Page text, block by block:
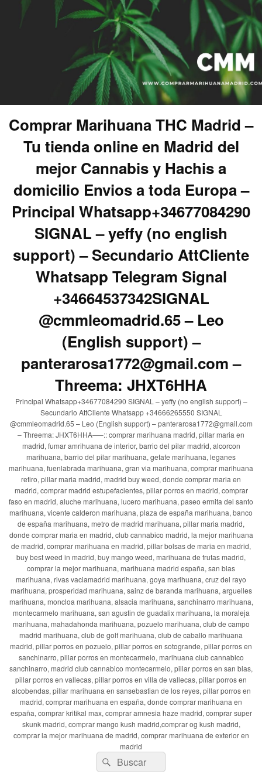
Comprar Marihuana THC Madrid –
Tu tienda online en Madrid del
mejor Cannabis y Hachis a
domicilio Envios a toda Europa –
Principal Whatsapp+34677084290
SIGNAL – yeffy (no english
support) – Secundario AttCliente
Whatsapp Telegram Signal
+34664537342SIGNAL
@cmmleomadrid.65 – Leo
(English support) –
panterarosa1772@gmail.com –
Threema: JHXT6HHA
Principal Whatsapp+34677084290 SIGNAL – yeffy (no english support) –
Secundario AttCliente Whatsapp +34666265550 SIGNAL
@cmmleomadrid.65 – Leo (English support) – panterarosa1772@gmail.com
– Threema: JHXT6HHA—–:: comprar marihuana madrid, pillar maria en
madrid, fumar amrihuana de interior, barrio del pilar madrid, alcorcon
marihuana, barrio del pilar marihuana, getafe marihuana, leganes
marihuana, fuenlabrada marihuana, gran via marihuana, comprar marihuana
retiro, pillar maria madrid, madrid buy weed, donde comprar maria en
madrid, comprar madrid estupefacientes, pillar porros en madrid, comprar
faso en madrid, aluche marihuana, lucero marihuana, paseo ermita del santo
marihuana, vicente calderon marihuana, plaza de españa marihuana, banco
de españa marihuana, metro de madrid marihuana, pillar maria madrid,
donde comprar maria en madrid, club cannabico madrid, la mejor marihuana
de madrid, comprar marihuana en madrid, pillar bolsas de maria en madrid,
buy best weed in madrid, buy mango weed, marihuana de frutas madrid,
comprar la mejor marihuana, marihuana madrid españa, san blas
marihuana, rivas vaciamadrid marihuana, goya marihuana, cruz del rayo
marihuana, prosperidad marihuana, sainz de baranda marihuana, arguelles
marihuana, moncloa marihuana, alsacia marihuana, sanchinarro marihuana,
montecarmelo marihuana, san agustin de guadalix marihuana, la moraleja
marihuana, mahadahonda marihuana, pozuelo marihuana, club de campo
madrid marihuana, club de golf marihuana, club de caballo marihuana
madrid, pillar porros en pozuelo, pillar porros en sotogrande, pillar porros en
sanchinarro, pillar porros en montecarmelo, marihuana club cannabico
sanchinarro, madrid club cannabico montecarmelo, pillar porros en san blas,
pillar porros en vallecas, pillar porros en villa de vallecas, pillar porros en
alcobendas, pillar marihuana en sansebastian de los reyes, pillar porros en
madrid, comprar marihuana en españa, donde comprar marihuana en
españa, comprar kritikal max, comprar amnesia haze madrid, comprar super
skunk madrid, comprar mango kush madrid,comprar og kush madrid,
comprar la mejor marihuana de madrid, comprar marihuana de exterior en
madrid
Buscar
por:
Buscar